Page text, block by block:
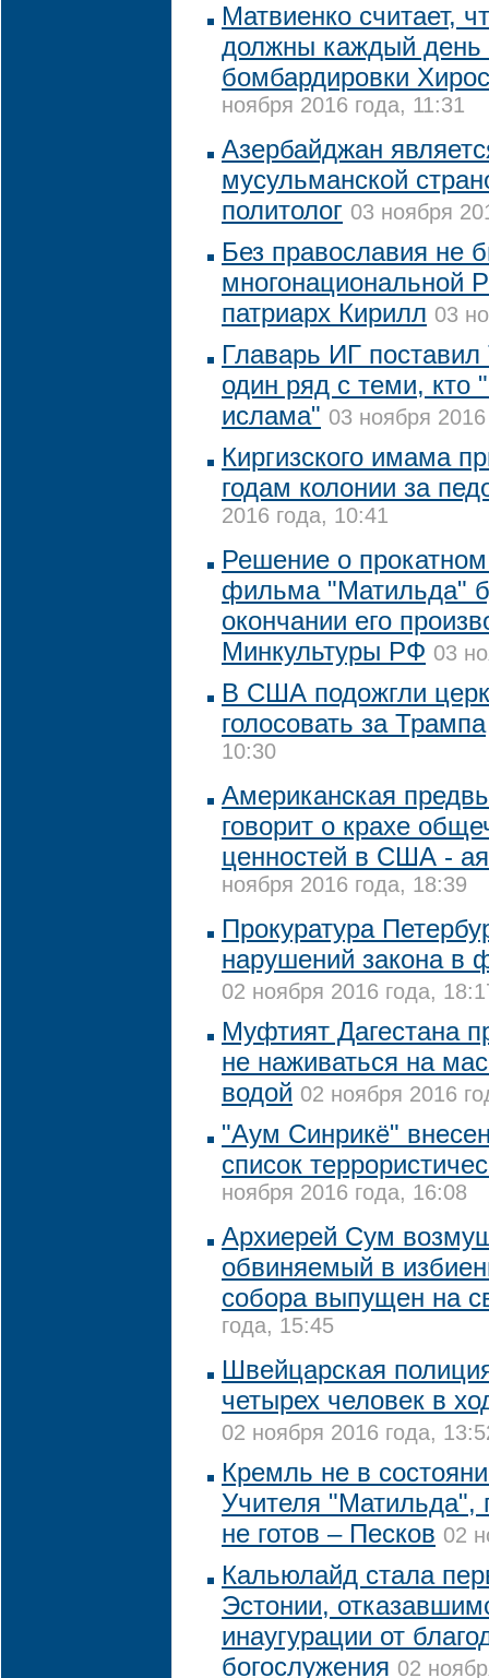
Матвиенко считает,
должны каждый день
бомбардировки
ноября 2016 года, 11:31
Азербайджан
мусульманской
политолог 03 ноября
Без православия не
многонациональной
патриарх Кирилл 03
Главарь ИГ
один ряд с теми, кто
ислама" 03 ноября
Киргизского имама
годам колонии за
2016 года, 10:41
Решение о
фильма "Матильда"
окончании его
Минкультуры РФ 03
В США подожгли
голосовать за Трампа
10:30
Американская
говорит о крахе
ценностей в США -
ноября 2016 года, 18:39
Прокуратура
нарушений закона в
02 ноября 2016 года,
Муфтият Дагестана
не наживаться на
водой 02 ноября 2016
"Аум Синрикё"
список
ноября 2016 года, 16:08
Архиерей Сум
обвиняемый в
собора выпущен на
года, 15:45
Швейцарская
четырех человек в
02 ноября 2016 года,
Кремль не в
Учителя "Матильда",
не готов – Песков 02
Кальюлайд стала
Эстонии,
инаугурации от
богослужения 02